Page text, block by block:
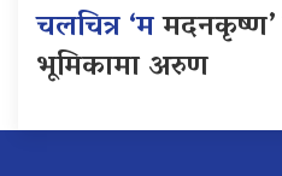
चलचित्र ‘ममदनकृष्ण’
भूमिकामा अरुण